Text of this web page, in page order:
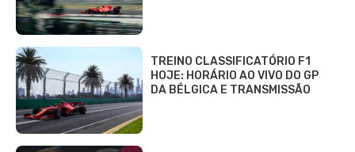
TREINO CLASSIFICATÓRIO F1
HOJE: HORÁRIO AO VIVO DO GP
DA BÉLGICA E TRANSMISSÃO